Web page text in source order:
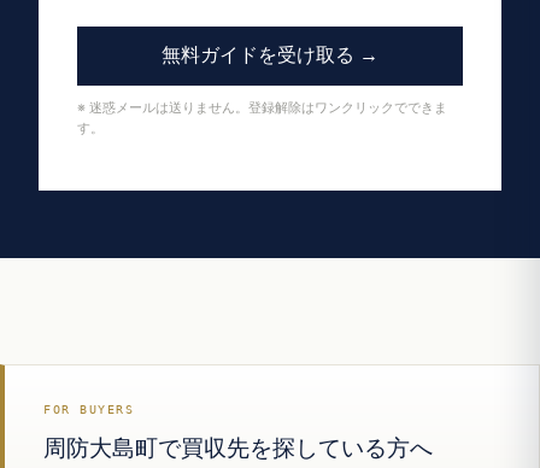
無料ガイドを受け取る →
※ 迷惑メールは送りません。登録解除はワンクリックでできま
す。
FOR BUYERS
周防大島町で買収先を探している方へ